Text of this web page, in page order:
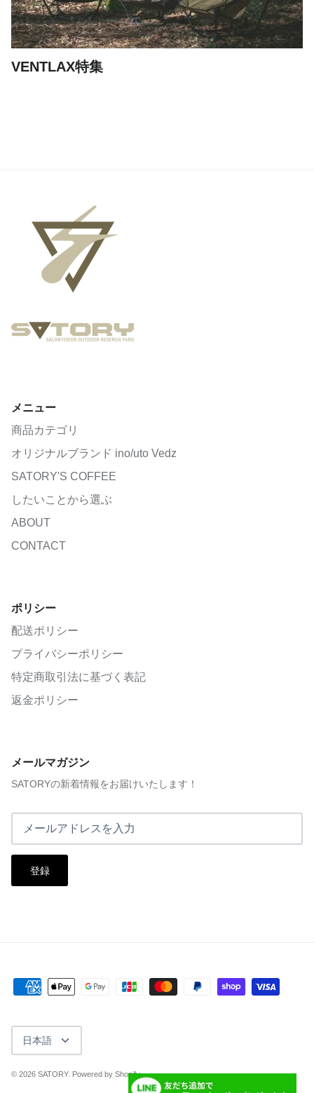
VENTLAX特集
メニュー
商品カテゴリ
オリジナルブランド ino/uto Vedz
SATORY'S COFFEE
したいことから選ぶ
ABOUT
CONTACT
ポリシー
配送ポリシー
プライバシーポリシー
特定商取引法に基づく表記
返金ポリシー
メールマガジン
SATORYの新着情報をお届けいたします！
登録
言
語
日本語
© 2026 SATORY. Powered by Shopify